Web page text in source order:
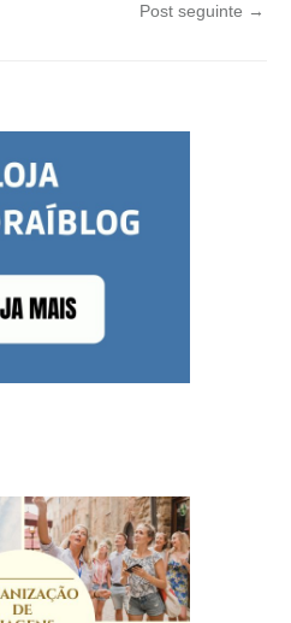
Post seguinte →